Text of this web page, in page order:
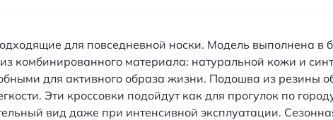
для повседневной носки. Модель выполнена в
комбинированного материала: натуральной кожи и
для активного образа жизни. Подошва из резины
Эти кроссовки подойдут как для прогулок по
вид даже при интенсивной эксплуатации.